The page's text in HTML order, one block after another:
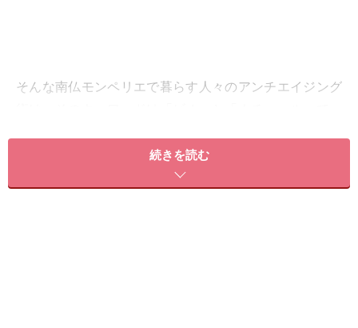
そんな南仏モンペリエで暮らす人々のアンチエイジング
理のないナチュラルなアンチエイジングライフを楽しむ
人々から学んだノウハウは、日本人の私たちにも参考に
続きを読む